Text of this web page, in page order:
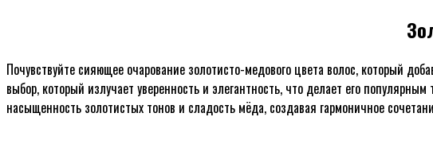
Почувствуйте сияющее очарование золотисто-медового цвета волос, который
выбор, который излучает уверенность и элегантность, что делает его
насыщенность золотистых тонов и сладость мёда, создавая гармоничное